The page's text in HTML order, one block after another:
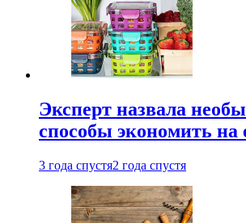
Эксперт назвала
способы экономить на
3 года спустя2 года спустя